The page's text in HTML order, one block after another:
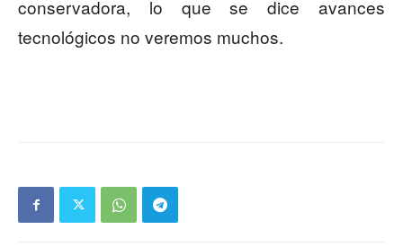
conservadora, lo que se dice avances
tecnológicos no veremos muchos.